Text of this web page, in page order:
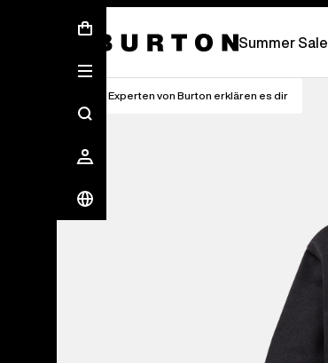
Summer Sale
Die Experten von Burton erklären es dir